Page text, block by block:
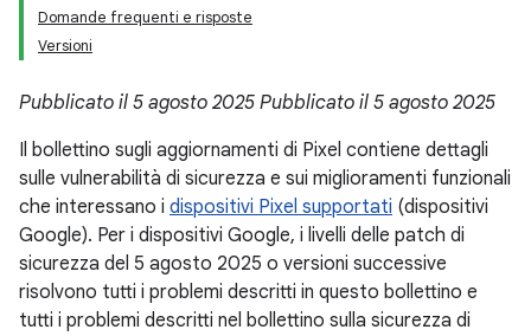
Domande frequenti e risposte
Versioni
Pubblicato il 5 agosto 2025 Pubblicato il 5 agosto 2025
Il bollettino sugli aggiornamenti di Pixel contiene dettagli
sulle vulnerabilità di sicurezza e sui miglioramenti funzionali
che interessano i dispositivi Pixel supportati (dispositivi
Google). Per i dispositivi Google, i livelli delle patch di
sicurezza del 5 agosto 2025 o versioni successive
risolvono tutti i problemi descritti in questo bollettino e
tutti i problemi descritti nel bollettino sulla sicurezza di